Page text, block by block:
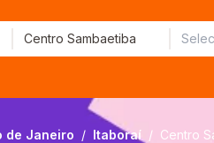
de Janeiro / Itaboraí / Centro